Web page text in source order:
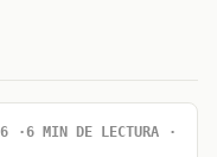
6 MIN DE LECTURA